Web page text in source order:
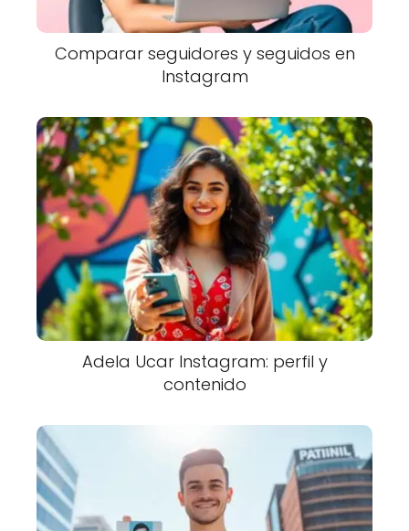
Comparar seguidores y seguidos en
Instagram
Adela Ucar Instagram: perfil y
contenido